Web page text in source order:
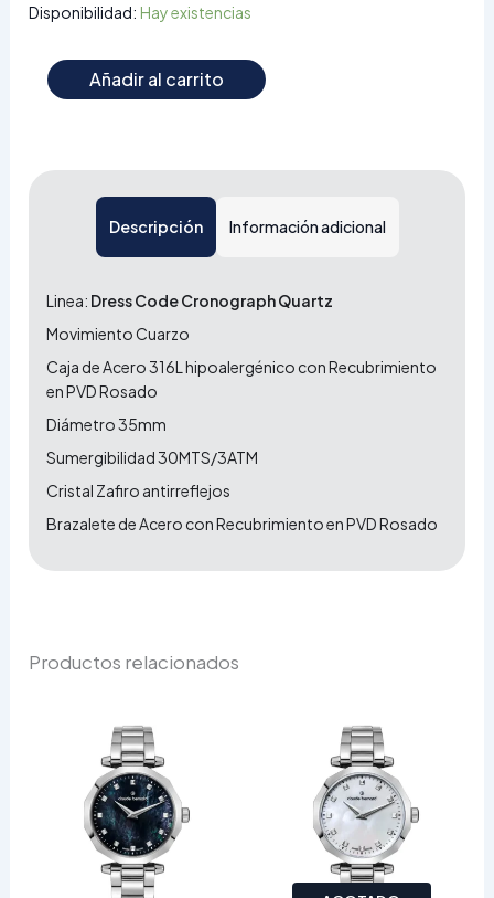
Disponibilidad: Hay existencias
Añadir al carrito
Descripción Información adicional
Linea: Dress Code Cronograph Quartz
Movimiento Cuarzo
Caja de Acero 316L hipoalergénico con Recubrimiento
en PVD Rosado
Diámetro 35mm
Sumergibilidad 30MTS/3ATM
Cristal Zafiro antirreflejos
Brazalete de Acero con Recubrimiento en PVD Rosado
Productos relacionados